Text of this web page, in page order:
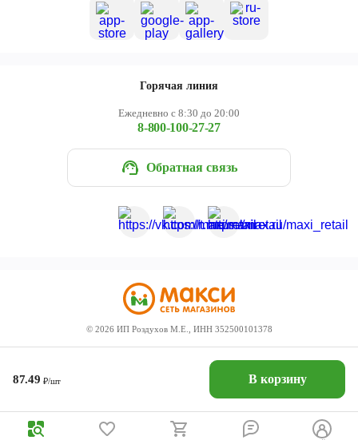
87.49₽/шт В корзину
Горячая линия
Ежедневно с 8:30 до 20:00
8-800-100-27-27
Обратная связь
© 2026 ИП Роздухов М.Е., ИНН 352500101378